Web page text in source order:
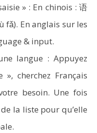
» : En chinois : 语
fǎ). En anglais sur les
& input.
langue : Appuyez
cherchez Français
la liste pour qu’elle